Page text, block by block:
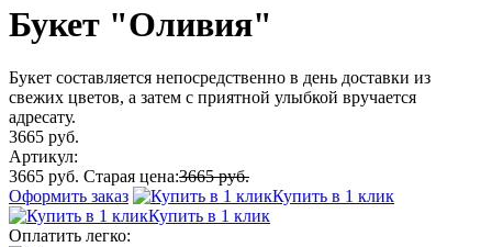
Букет "Оливия"
Букет составляется непосредственно в день доставки из
свежих цветов, а затем с приятной улыбкой вручается
адресату.
3665 руб.
Артикул:
3665 руб. Старая цена:3665 руб.
Оформить заказ
Купить в 1 клик
Купить в 1 клик
Оплатить легко: